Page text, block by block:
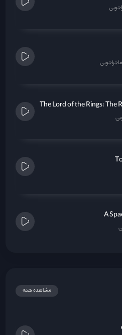
ماجراجویی
The Lord of the Rings: The
مشاهده همه